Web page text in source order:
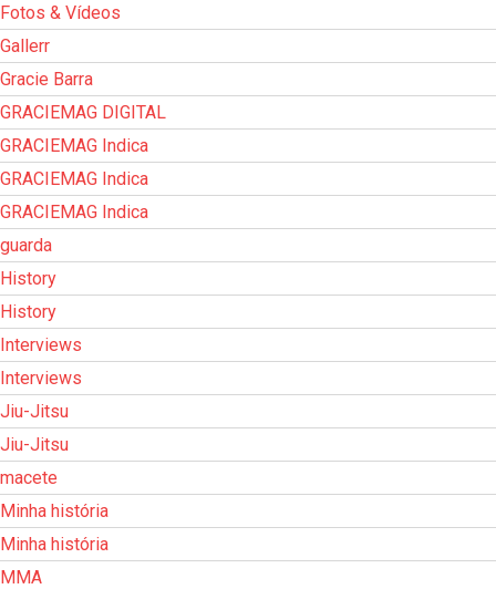
Fotos & Vídeos
Gallerr
Gracie Barra
GRACIEMAG DIGITAL
GRACIEMAG Indica
GRACIEMAG Indica
GRACIEMAG Indica
guarda
History
History
Interviews
Interviews
Jiu-Jitsu
Jiu-Jitsu
macete
Minha história
Minha história
MMA